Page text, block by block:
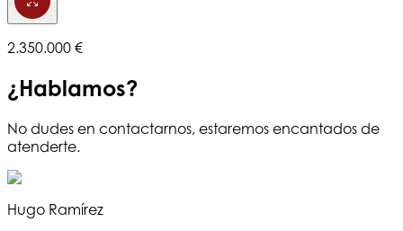
2.350.000 €
¿Hablamos?
No dudes en contactarnos, estaremos encantados de
atenderte.
Hugo Ramírez